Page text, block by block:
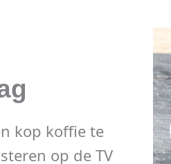
kop koffie te
op de TV